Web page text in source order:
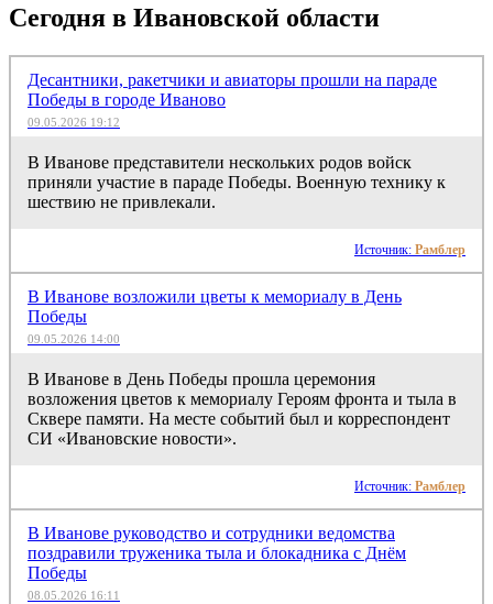
Сегодня в Ивановской области
Десантники, ракетчики и авиаторы прошли на параде
Победы в городе Иваново
09.05.2026 19:12
В Иванове представители нескольких родов войск
приняли участие в параде Победы. Военную технику к
шествию не привлекали.
Источник: Рамблер
В Иванове возложили цветы к мемориалу в День
Победы
09.05.2026 14:00
В Иванове в День Победы прошла церемония
возложения цветов к мемориалу Героям фронта и тыла в
Сквере памяти. На месте событий был и корреспондент
СИ «Ивановские новости».
Источник: Рамблер
В Иванове руководство и сотрудники ведомства
поздравили труженика тыла и блокадника с Днём
Победы
08.05.2026 16:11